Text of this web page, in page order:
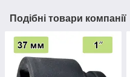
Подібні товари компанії